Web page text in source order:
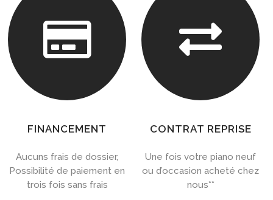

FINANCEMENT
Aucuns frais de dossier,
Possibilité de paiement en
trois fois sans frais

CONTRAT REPRISE
Une fois votre piano neuf
ou d’occasion acheté chez
nous**